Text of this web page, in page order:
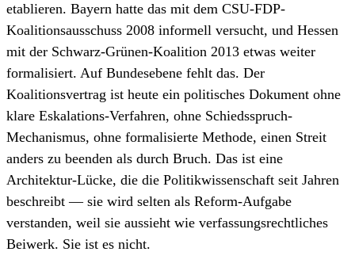
etablieren. Bayern hatte das mit dem CSU-FDP-
Koalitionsausschuss 2008 informell versucht, und Hessen
mit der Schwarz-Grünen-Koalition 2013 etwas weiter
formalisiert. Auf Bundesebene fehlt das. Der
Koalitionsvertrag ist heute ein politisches Dokument ohne
klare Eskalations-Verfahren, ohne Schiedsspruch-
Mechanismus, ohne formalisierte Methode, einen Streit
anders zu beenden als durch Bruch. Das ist eine
Architektur-Lücke, die die Politikwissenschaft seit Jahren
beschreibt — sie wird selten als Reform-Aufgabe
verstanden, weil sie aussieht wie verfassungsrechtliches
Beiwerk. Sie ist es nicht.